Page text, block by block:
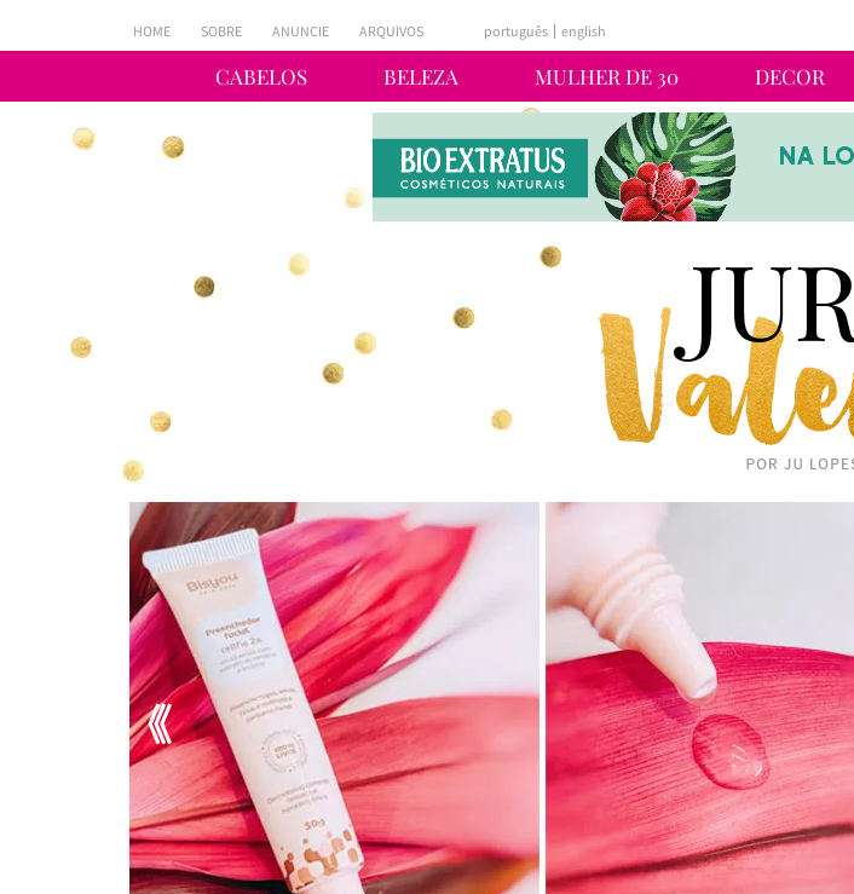
CABELOS BELEZA MULHER DE 30 DECOR
HOME SOBRE ANUNCIE ARQUIVOS português english